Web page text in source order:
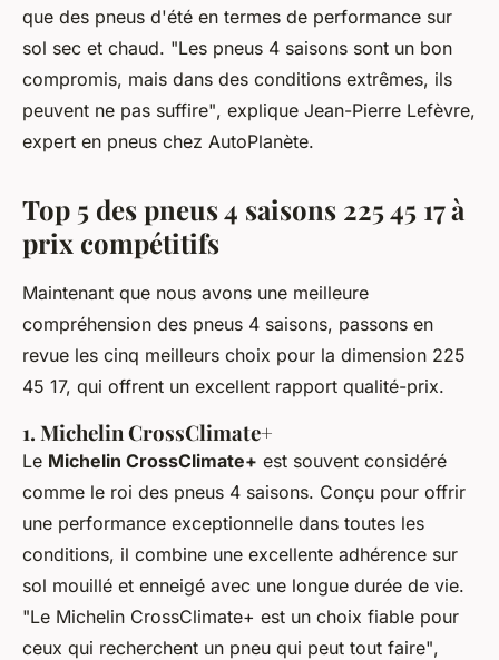
que des pneus d'été en termes de performance sur
sol sec et chaud. "Les pneus 4 saisons sont un bon
compromis, mais dans des conditions extrêmes, ils
peuvent ne pas suffire", explique Jean-Pierre Lefèvre,
expert en pneus chez AutoPlanète.
Top 5 des pneus 4 saisons 225 45 17 à
prix compétitifs
Maintenant que nous avons une meilleure
compréhension des pneus 4 saisons, passons en
revue les cinq meilleurs choix pour la dimension 225
45 17, qui offrent un excellent rapport qualité-prix.
1. Michelin CrossClimate+
Le Michelin CrossClimate+ est souvent considéré
comme le roi des pneus 4 saisons. Conçu pour offrir
une performance exceptionnelle dans toutes les
conditions, il combine une excellente adhérence sur
sol mouillé et enneigé avec une longue durée de vie.
"Le Michelin CrossClimate+ est un choix fiable pour
ceux qui recherchent un pneu qui peut tout faire",